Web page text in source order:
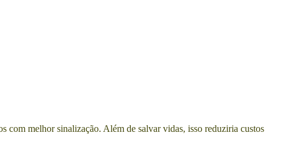
com melhor sinalização. Além de salvar vidas, isso reduziria custos